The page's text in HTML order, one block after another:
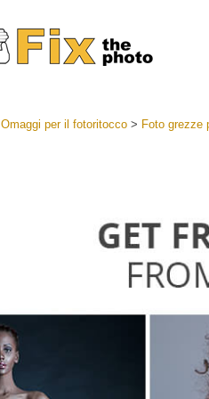
Migliori
Omaggi per il fotoritocco> Foto grezze